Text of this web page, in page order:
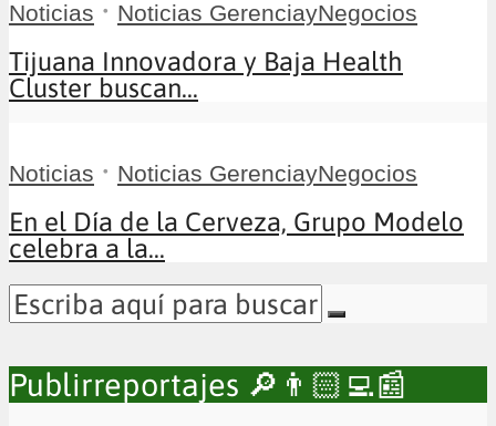
Noticias • Noticias GerenciayNegocios
Tijuana Innovadora y Baja Health
Cluster buscan...
Noticias • Noticias GerenciayNegocios
En el Día de la Cerveza, Grupo Modelo
celebra a la...
Publirreportajes 🔎👨🏻‍💻📰